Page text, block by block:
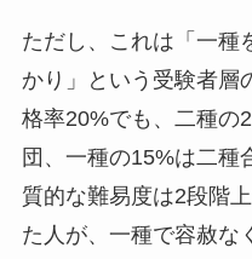
ただし、これは「一種
かり」という受験者層
格率20%でも、二種の
団、一種の15%は二種
質的な難易度は2段階
た人が、一種で容赦な